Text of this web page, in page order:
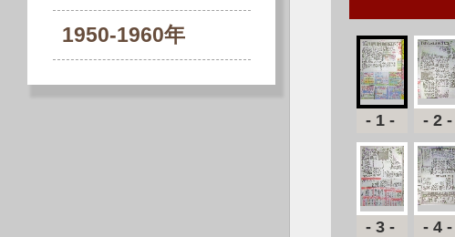
1950-1960年
-1- -2-
-3- -4-